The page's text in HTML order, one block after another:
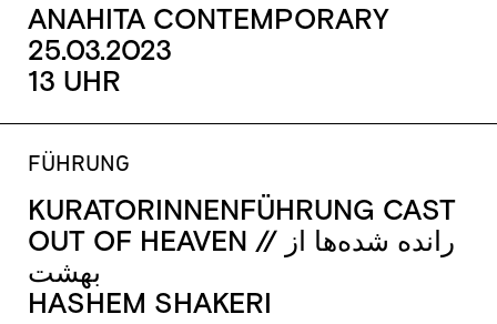
ANAHITA CONTEMPORARY
25.03.2023
13 UHR
FÜHRUNG
KURATORINNENFÜHRUNG CAST
OUT OF HEAVEN // رانده شده‌ها از
بهشت
HASHEM SHAKERI